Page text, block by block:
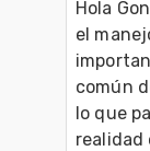
Hola
el
común
lo que
realidad